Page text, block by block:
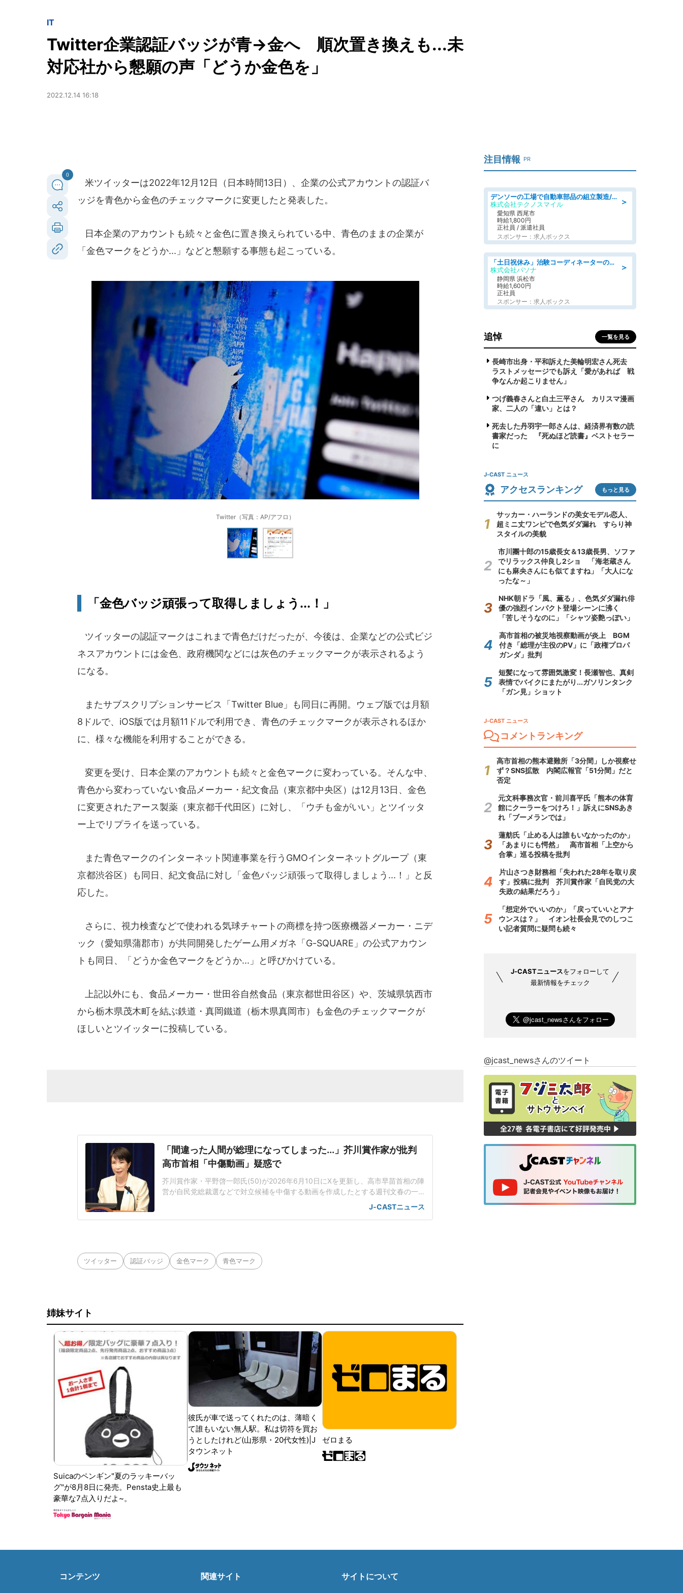
IT
Twitter企業認証バッジが青→金へ 順次置き換えも...未
対応社から懇願の声「どうか金色を」
2022.12.14 16:18
0
米ツイッターは2022年12月12日（日本時間13日）、企業の公式アカウントの認証バ
ッジを青色から金色のチェックマークに変更したと発表した。
日本企業のアカウントも続々と金色に置き換えられている中、青色のままの企業が
「金色マークをどうか...」などと懇願する事態も起こっている。
Twitter（写真：AP/アフロ）
「金色バッジ頑張って取得しましょう...！」
ツイッターの認証マークはこれまで青色だけだったが、今後は、企業などの公式ビジ
ネスアカウントには金色、政府機関などには灰色のチェックマークが表示されるよう
になる。
またサブスクリプションサービス「Twitter Blue」も同日に再開。ウェブ版では月額
8ドルで、iOS版では月額11ドルで利用でき、青色のチェックマークが表示されるほか
に、様々な機能を利用することができる。
変更を受け、日本企業のアカウントも続々と金色マークに変わっている。そんな中、
青色から変わっていない食品メーカー・紀文食品（東京都中央区）は12月13日、金色
に変更されたアース製薬（東京都千代田区）に対し、「ウチも金がいい」とツイッタ
ー上でリプライを送っている。
また青色マークのインターネット関連事業を行うGMOインターネットグループ（東
京都渋谷区）も同日、紀文食品に対し「金色バッジ頑張って取得しましょう...！」と反
応した。
さらに、視力検査などで使われる気球チャートの商標を持つ医療機器メーカー・ニデ
ック（愛知県蒲郡市）が共同開発したゲーム用メガネ「G-SQUARE」の公式アカウン
トも同日、「どうか金色マークをどうか...」と呼びかけている。
上記以外にも、食品メーカー・世田谷自然食品（東京都世田谷区）や、茨城県筑西市
から栃木県茂木町を結ぶ鉄道・真岡鐵道（栃木県真岡市）も金色のチェックマークが
ほしいとツイッターに投稿している。
「間違った人間が総理になってしまった...」芥川賞作家が批判
高市首相「中傷動画」疑惑で
芥川賞作家・平野啓一郎氏(50)が2026年6月10日にXを更新し、高市早苗首相の陣
営が自民党総裁選などで対立候補を中傷する動画を作成したとする週刊文春の一
連の報道を巡り、自身の見解を示した。この投稿がSNS上で大きな注目を集めて
いる。平野氏「元の世界に戻るべき」週刊文春は4月29日付の記事で、25年秋の
J-CASTニュース
ツイッター 認証バッジ 金色マーク 青色マーク
姉妹サイト
Suicaのペンギン"夏のラッキーバッ
グ"が8月8日に発売。Pensta史上最も
豪華な7点入りだよ~。
彼氏が車で送ってくれたのは、薄暗く
て誰もいない無人駅。私は切符を買お
うとしたけれど(山形県・20代女性)|J
タウンネット
ゼロまる
注目情報 PR
＞
デンソーの工場で自動車部品の組立製造/denso aichi
株式会社テクノスマイル
愛知県 西尾市
時給1,800円
正社員 / 派遣社員
スポンサー：求人ボックス
＞
「土日祝休み」治験コーディネーターのお仕事/未経験OK
株式会社パソナ
静岡県 浜松市
時給1,600円
正社員
スポンサー：求人ボックス
追悼 一覧を見る
長崎市出身・平和訴えた美輪明宏さん死去
ラストメッセージでも訴え「愛があれば 戦
争なんか起こりません」
つげ義春さんと白土三平さん カリスマ漫画
家、二人の「違い」とは？
死去した丹羽宇一郎さんは、経済界有数の読
書家だった 『死ぬほど読書』ベストセラー
に
J-CAST ニュース
アクセスランキング もっと見る
サッカー・ハーランドの美女モデル恋人、
超ミニ丈ワンピで色気ダダ漏れ すらり神
スタイルの美貌
市川團十郎の15歳長女＆13歳長男、ソファ
でリラックス仲良し2ショ 「海老蔵さん
にも麻央さんにも似てますね」「大人にな
ったな～」
NHK朝ドラ「風、薫る」、色気ダダ漏れ俳
優の強烈インパクト登場シーンに沸く
「苦しそうなのに」「シャツ姿艶っぽい」
高市首相の被災地視察動画が炎上 BGM
付き「総理が主役のPV」に「政権プロパ
ガンダ」批判
短髪になって雰囲気激変！長瀬智也、真剣
表情でバイクにまたがり...ガソリンタンク
「ガン見」ショット
J-CAST ニュース
コメントランキング
高市首相の熊本避難所「3分間」しか視察せ
ず？SNS拡散 内閣広報官「51分間」だと
否定
元文科事務次官・前川喜平氏「熊本の体育
館にクーラーをつけろ！」訴えにSNSあき
れ「ブーメランでは」
蓮舫氏「止める人は誰もいなかったのか」
「あまりにも愕然」 高市首相「上空から
合掌」巡る投稿を批判
片山さつき財務相「失われた28年を取り戻
す」投稿に批判 芥川賞作家「自民党の大
失政の結果だろう」
「想定外でいいのか」「戻っていいとアナ
ウンスは？」 イオン社長会見でのしつこ
い記者質問に疑問も続々
J-CASTニュースをフォローして
最新情報をチェック
@jcast_newsさんのツイート
コンテンツ 関連サイト サイトについて